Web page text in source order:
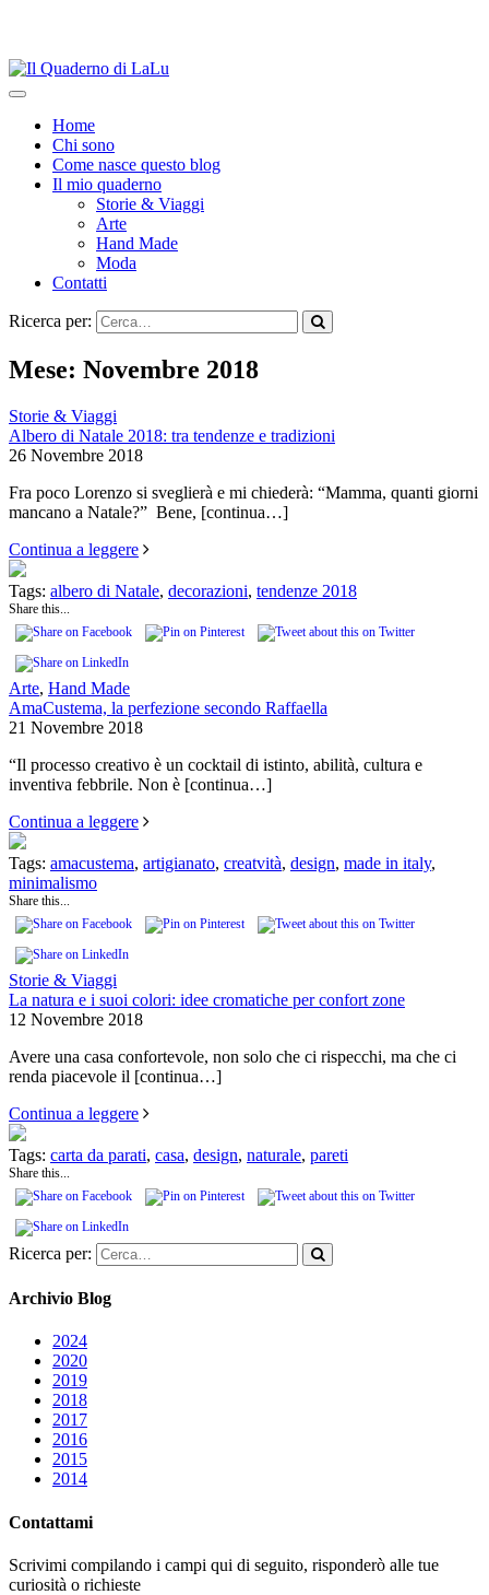
Home
Chi sono
Come nasce questo blog
Il mio quaderno
Storie & Viaggi
Arte
Hand Made
Moda
Contatti
Ricerca per:
Mese: Novembre 2018
Storie & Viaggi
Albero di Natale 2018: tra tendenze e tradizioni
26 Novembre 2018
Fra poco Lorenzo si sveglierà e mi chiederà: “Mamma, quanti giorni
mancano a Natale?” Bene, [continua…]
Continua a leggere
Tags: albero di Natale, decorazioni, tendenze 2018
Share this...
Arte, Hand Made
AmaCustema, la perfezione secondo Raffaella
21 Novembre 2018
“Il processo creativo è un cocktail di istinto, abilità, cultura e
inventiva febbrile. Non è [continua…]
Continua a leggere
Tags: amacustema, artigianato, creatvità, design, made in italy,
minimalismo
Share this...
Storie & Viaggi
La natura e i suoi colori: idee cromatiche per confort zone
12 Novembre 2018
Avere una casa confortevole, non solo che ci rispecchi, ma che ci
renda piacevole il [continua…]
Continua a leggere
Tags: carta da parati, casa, design, naturale, pareti
Share this...
Ricerca per:
Archivio Blog
2024
2020
2019
2018
2017
2016
2015
2014
Contattami
Scrivimi compilando i campi qui di seguito, risponderò alle tue
curiosità o richieste